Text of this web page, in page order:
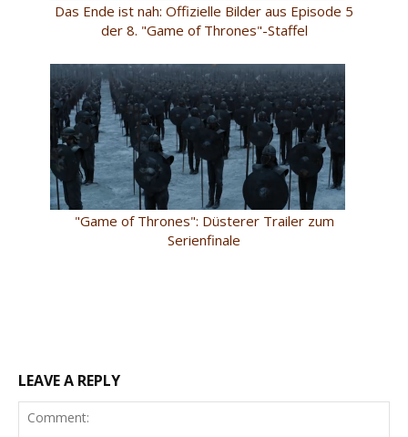
Das Ende ist nah: Offizielle Bilder aus Episode 5
der 8. "Game of Thrones"-Staffel
"Game of Thrones": Düsterer Trailer zum
Serienfinale
LEAVE A REPLY